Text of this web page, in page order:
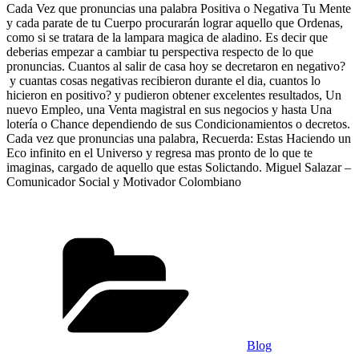
Cada Vez que pronuncias una palabra Positiva o Negativa Tu Mente
y cada parate de tu Cuerpo procurarán lograr aquello que Ordenas,
como si se tratara de la lampara magica de aladino. Es decir que
deberias empezar a cambiar tu perspectiva respecto de lo que
pronuncias. Cuantos al salir de casa hoy se decretaron en negativo?
y cuantas cosas negativas recibieron durante el dia, cuantos lo
hicieron en positivo? y pudieron obtener excelentes resultados, Un
nuevo Empleo, una Venta magistral en sus negocios y hasta Una
lotería o Chance dependiendo de sus Condicionamientos o decretos.
Cada vez que pronuncias una palabra, Recuerda: Estas Haciendo un
Eco infinito en el Universo y regresa mas pronto de lo que te
imaginas, cargado de aquello que estas Solictando. Miguel Salazar –
Comunicador Social y Motivador Colombiano
Blog